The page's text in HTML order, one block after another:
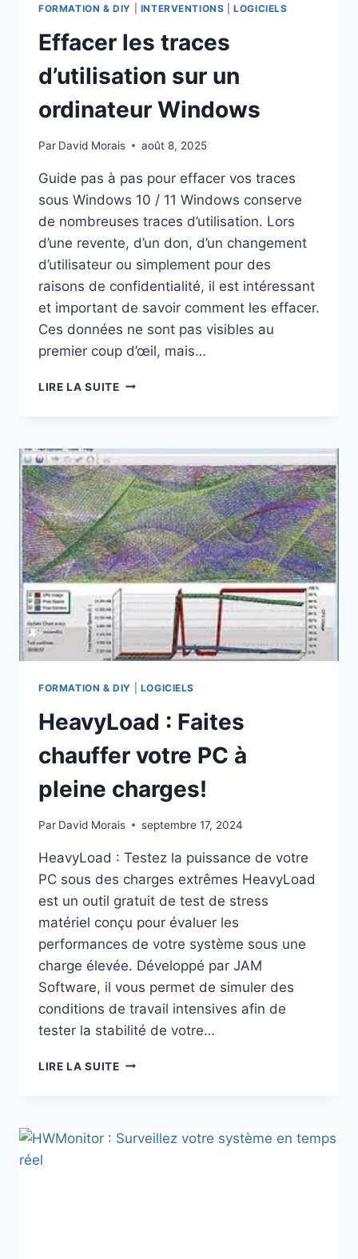
FORMATION & DIY INTERVENTIONS |LOGICIELS
Effacer les traces
d’utilisation sur un
ordinateur Windows
Par David Morais août 8, 2025
Guide pas à pas pour effacer vos traces
sous Windows 10 / 11 Windows conserve
de nombreuses traces d’utilisation. Lors
d’une revente, d’un don, d’un changement
d’utilisateur ou simplement pour des
raisons de confidentialité, il est intéressant
et important de savoir comment les effacer.
Ces données ne sont pas visibles au
premier coup d’œil, mais…
LIRE LA SUITEEFFACER
SUR
UN
ORDINATEUR
WINDOWS
FORMATION & DIY LOGICIELS
HeavyLoad : Faites
chauffer votre PC à
pleine charges!
Par David Morais septembre 17, 2024
HeavyLoad : Testez la puissance de votre
PC sous des charges extrêmes HeavyLoad
est un outil gratuit de test de stress
matériel conçu pour évaluer les
performances de votre système sous une
charge élevée. Développé par JAM
Software, il vous permet de simuler des
conditions de travail intensives afin de
tester la stabilité de votre…
LIRE LA SUITEHEAVYLOAD
PC